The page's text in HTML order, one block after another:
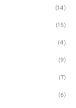
(14)
(15)
(4)
(9)
(7)
(6)